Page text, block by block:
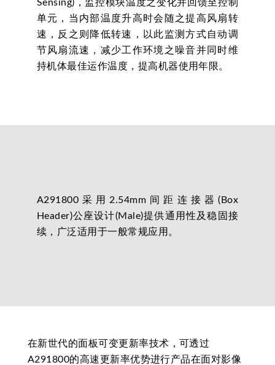
Sensing)，监控模块温度之变化并回馈至控制
单元，当内部温度升高时会随之提高风扇转
速，反之则降低转速，以此监测方式自动调
节风扇流速，减少工作环境之噪音并同时维
持机体最佳运作温度，提高机器使用年限。
A291800采用2.54mm间距连接器(Box
Header)公座设计(Male)提供通用性及稳固接
续，广泛适用于一般常规应用。
在新世代的面板可变更新率技术，可透过
A291800的高速更新率优势进行产品在面对影像